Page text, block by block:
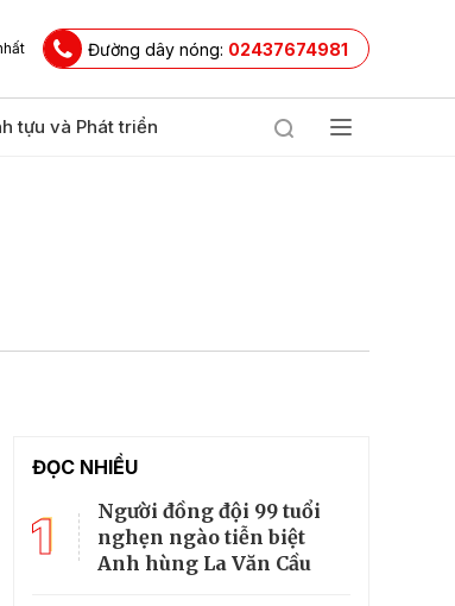
Đường dây nóng: 02437674981
tựu và Phát triển
ĐỌC NHIỀU
1
Người đồng đội 99 tuổi
nghẹn ngào tiễn biệt
Anh hùng La Văn Cầu